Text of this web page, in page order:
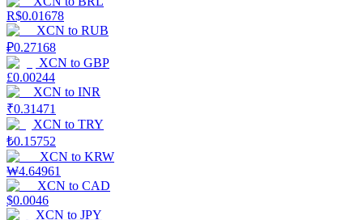
R$0.01678
XCN to RUB
₽0.27168
XCN to GBP
£0.00244
XCN to INR
₹0.31471
XCN to TRY
₺0.15752
XCN to KRW
₩4.64961
XCN to CAD
$0.0046
XCN to JPY